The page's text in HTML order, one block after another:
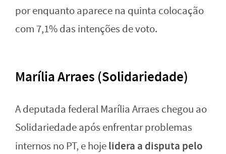
por enquanto aparece na quinta colocação
com 7,1% das intenções de voto.
Marília Arraes (Solidariedade)
A deputada federal Marília Arraes chegou ao
Solidariedade após enfrentar problemas
internos no PT, e hojelidera a disputa pelo